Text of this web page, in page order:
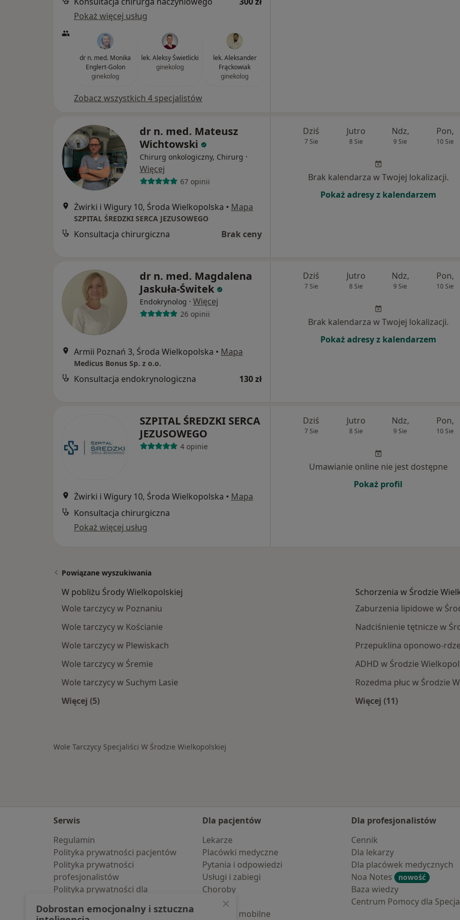
Pokaż więcej usług
dr n. med. Monika
Englert-Golon
ginekolog
lek. Aleksy Świetlicki
ginekolog
lek. Aleksander
Frąckowiak
ginekolog
Zobacz wszystkich 4 specjalistów
dr n. med. Mateusz
Wichtowski
Chirurg onkologiczny, Chirurg ·
Więcej
67 opinii
Żwirki i Wigury 10, Środa Wielkopolska • Mapa
SZPITAL ŚREDZKI SERCA JEZUSOWEGO
Konsultacja chirurgiczna Brak ceny
Dziś
7 Sie
Jutro
8 Sie
Ndz,
9 Sie
Pon,
10 Sie
Brak kalendarza w Twojej lokalizacji.
Pokaż adresy z kalendarzem
dr n. med. Magdalena
Jaskuła-Świtek
Endokrynolog · Więcej
26 opinii
Armii Poznań 3, Środa Wielkopolska • Mapa
Medicus Bonus Sp. z o.o.
Konsultacja endokrynologiczna 130 zł
Dziś
7 Sie
Jutro
8 Sie
Ndz,
9 Sie
Pon,
10 Sie
Brak kalendarza w Twojej lokalizacji.
Pokaż adresy z kalendarzem
SZPITAL ŚREDZKI SERCA
JEZUSOWEGO
4 opinie
Żwirki i Wigury 10, Środa Wielkopolska • Mapa
Konsultacja chirurgiczna
Pokaż więcej usług
Dziś
7 Sie
Jutro
8 Sie
Ndz,
9 Sie
Pon,
10 Sie
Umawianie online nie jest dostępne
Pokaż profil
Powiązane wyszukiwania
W pobliżu Środy Wielkopolskiej
Wole tarczycy w Poznaniu
Wole tarczycy w Kościanie
Wole tarczycy w Plewiskach
Wole tarczycy w Śremie
Wole tarczycy w Suchym Lasie
Więcej (5)
Schorzenia w Środzie
Zaburzenia lipidowe w
Nadciśnienie tętnicze w
Przepuklina oponowo-
ADHD w Środzie
Rozedma płuc w Środzie
Więcej (11)
Wole Tarczycy Specjaliści W Środzie Wielkopolskiej
Serwis
Regulamin
Polityka prywatności pacjentów
Polityka prywatności
profesjonalistów
Polityka prywatności dla
pozyskaliśmy samodzielnie
Dla pacjentów
Lekarze
Placówki medyczne
Pytania i odpowiedzi
Usługi i zabiegi
Choroby
Pomoc
Aplikacje mobilne
Dla profesjonalistów
Cennik
Dla lekarzy
Dla placówek medycznych
Noa Notes
nowość
Baza wiedzy
Centrum Pomocy dla
Dobrostan emocjonalny i sztuczna